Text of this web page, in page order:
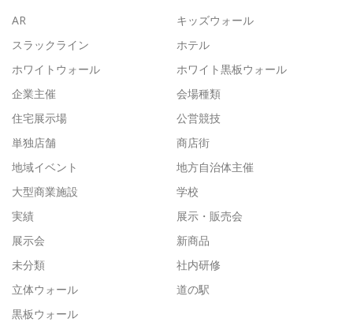
AR
キッズウォール
スラックライン
ホテル
ホワイトウォール
ホワイト黒板ウォール
企業主催
会場種類
住宅展示場
公営競技
単独店舗
商店街
地域イベント
地方自治体主催
大型商業施設
学校
実績
展示・販売会
展示会
新商品
未分類
社内研修
立体ウォール
道の駅
黒板ウォール